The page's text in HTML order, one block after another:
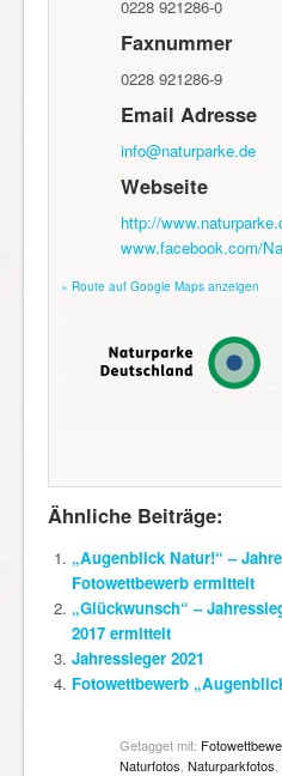
0228 921286-0
Faxnummer
0228 921286-9
Email Adresse
info@naturparke.de
Webseite
http://
www.facebook.com/
» Route auf Google Maps anzeigen
Ähnliche Beiträge:
„Augenblick Natur!“ –
Fotowettbewerb ermittelt
„Glückwunsch“ –
2017 ermittelt
Jahressieger 2021
Fotowettbewerb
Getagget mit:
Naturfotos Naturparkfotos